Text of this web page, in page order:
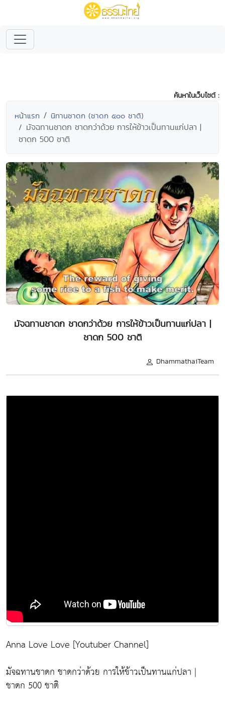
ค้นหาในเว็บไซต์ :
หน้าแรก นิทานชาดก (ชาดก ๕๐๐ ชาติ)
มัจฉทานชาดก ชาดกว่าด้วย การให้ข้าวเป็นทานแก่ปลา |
ชาดก 500 ชาติ
มัจฉทานชาดก ชาดกว่าด้วย การให้ข้าวเป็นทานแก่ปลา |
ชาดก 500 ชาติ
DhammathaiTeam
Anna Love Love [Youtuber Channel]
มัจฉทานชาดก ชาดกว่าด้วย การให้ข้าวเป็นทานแก่ปลา |
ชาดก 500 ชาติ